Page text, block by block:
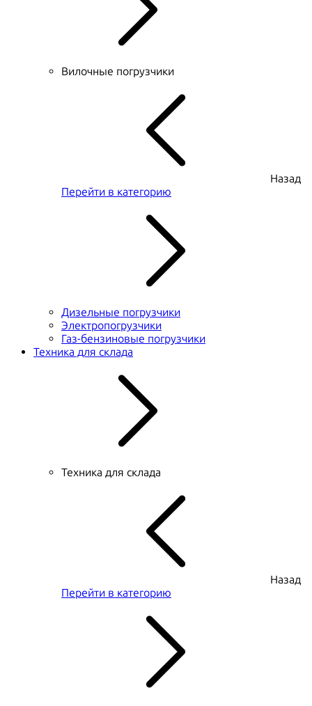
Вилочные погрузчики
Назад
Перейти в категорию
Дизельные погрузчики
Электропогрузчики
Газ-бензиновые погрузчики
Техника для склада
Техника для склада
Назад
Перейти в категорию